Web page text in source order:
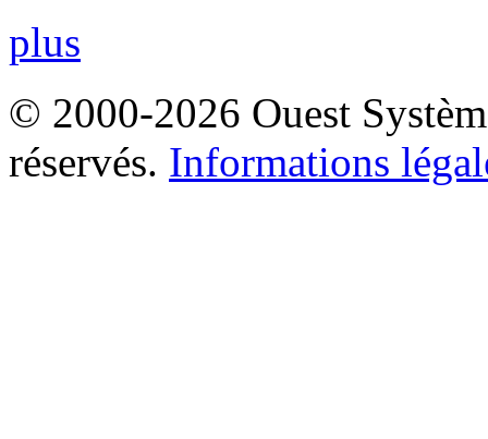
plus
© 2000-2026 Ouest
réservés. Informations